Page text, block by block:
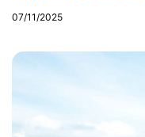
07/11/2025